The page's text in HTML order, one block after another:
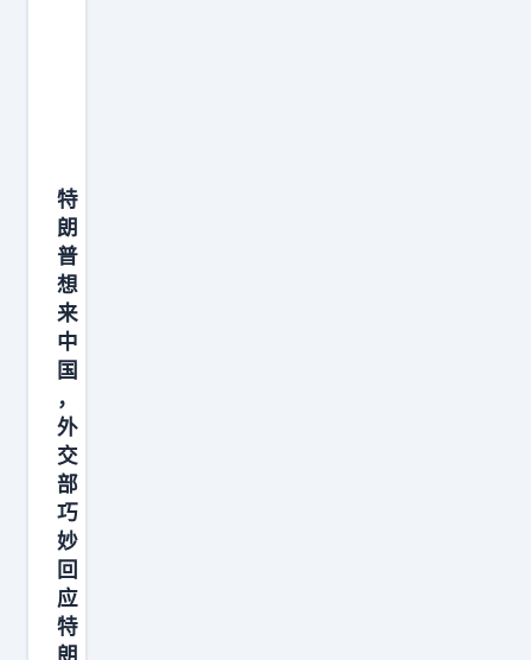
待
日
本
反
思
！
日
本
从
来
不
承
认
自
特
朗
普
想
来
中
国
，
外
交
部
巧
妙
回
应
特
朗